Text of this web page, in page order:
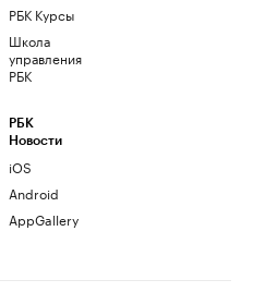
РБК Курсы
Школа
управления
РБК
РБК
Новости
iOS
Android
AppGallery